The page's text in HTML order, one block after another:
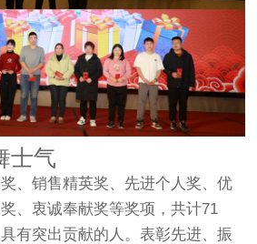
士气
、销售精英奖、先进个人奖、优
、衷诚奉献奖等奖项，共计71
有突出贡献的人。表彰先进、振